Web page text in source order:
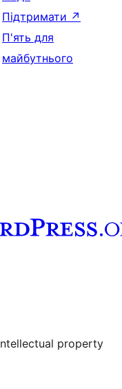
Підтримати ↗
П'ять для
майбутнього
account
property